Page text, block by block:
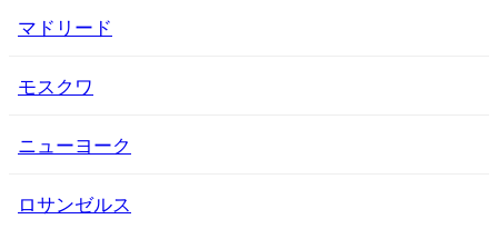
マドリード
モスクワ
ニューヨーク
ロサンゼルス